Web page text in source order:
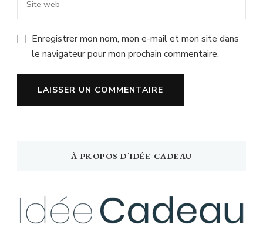
Enregistrer mon nom, mon e-mail et mon site dans
le navigateur pour mon prochain commentaire.
À PROPOS D’IDÉE CADEAU